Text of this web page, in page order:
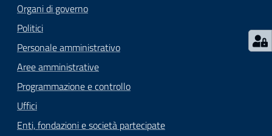
Organi di governo
Politici
Personale amministrativo
Aree amministrative
Programmazione e controllo
Uffici
Enti, fondazioni e società partecipate